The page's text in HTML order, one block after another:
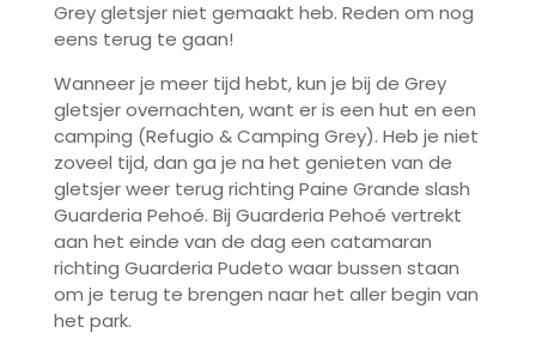
Grey gletsjer niet gemaakt heb. Reden om nog
eens terug te gaan!
Wanneer je meer tijd hebt, kun je bij de Grey
gletsjer overnachten, want er is een hut en een
camping (Refugio & Camping Grey). Heb je niet
zoveel tijd, dan ga je na het genieten van de
gletsjer weer terug richting Paine Grande slash
Guarderia Pehoé. Bij Guarderia Pehoé vertrekt
aan het einde van de dag een catamaran
richting Guarderia Pudeto waar bussen staan
om je terug te brengen naar het aller begin van
het park.